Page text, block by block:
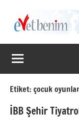
Evet
Benim
Etiket:çocuk
İBB Şehir